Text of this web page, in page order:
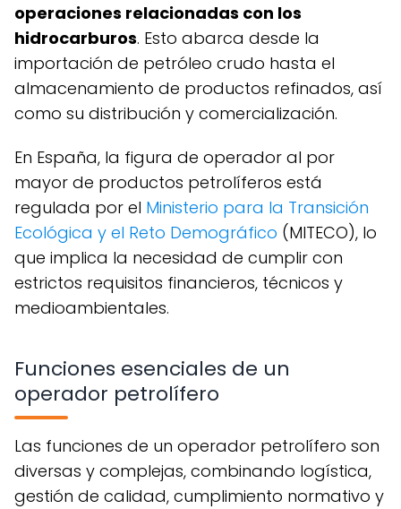
operaciones relacionadas con los
hidrocarburos. Esto abarca desde la
importación de petróleo crudo hasta el
almacenamiento de productos refinados, así
como su distribución y comercialización.
En España, la figura de operador al por
mayor de productos petrolíferos está
regulada por el Ministerio para la Transición
Ecológica y el Reto Demográfico (MITECO), lo
que implica la necesidad de cumplir con
estrictos requisitos financieros, técnicos y
medioambientales.
Funciones esenciales de un
operador petrolífero
Las funciones de un operador petrolífero son
diversas y complejas, combinando logística,
gestión de calidad, cumplimiento normativo y